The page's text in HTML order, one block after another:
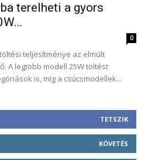
terelheti a gyors
0
teljesítménye az elmúlt
A legtöbb modell 25W töltést
is, míg a csúcsmodellek...
TETSZIK
KÖVETÉS